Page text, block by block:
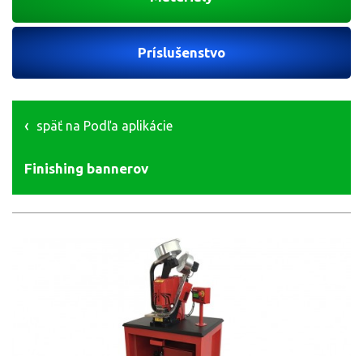
Príslušenstvo
späť na Podľa aplikácie
Finishing bannerov